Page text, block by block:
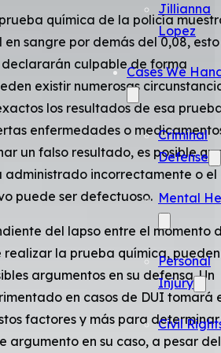
Jillianna
Lopez
Cases We
Criminal
Defense
Mental
Personal
Injury
Civil
química de la policía
sangre por demás del 0,08,
culpable de forma
existir numerosas
los resultados de esa
enfermedades o
un falso resultado, es posible
administrado incorrectamente o el
puede ser defectuoso.
del lapso entre el momento
realizar la prueba química, pueden
argumentos en su defensa. Un
en casos de DUI tomará
factores y más para determinar
argumento en su caso, a pesar del